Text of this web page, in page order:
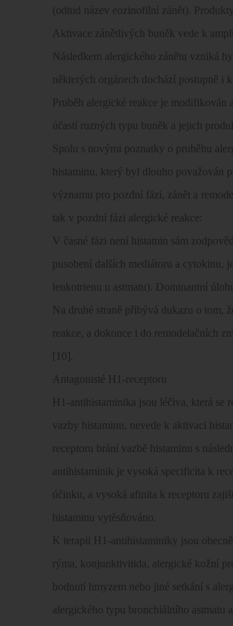
(odtud název eozinofilní zánět).
Aktivace zánětlivých buněk vede k
Následkem alergického zánětu vzniká
některých orgánech dochází postupně i
Pruběh alergické reakce je modifikován
účastí ruzných typu buněk a jejich
Spolu s novými poznatky o pruběhu
histaminu, který byl dlouho považován
významu pro pozdní fázi, zánět a
tak v pozdní fázi alergické reakce:
V časné fázi není histamin sám
pusobení dalších mediátoru a cytokinu,
leukotrienu u astmatu). Dominantní
Na druhé straně přibývá dukazu o tom,
reakce, a dokonce i do remodelačních
[10].
Antagonisté H1-receptoru
H1-antihistaminika jsou léčiva, která se
vazby histaminu, nevede k aktivaci
receptoru brání vazbě histaminu s
antihistaminik je vysoká specificita k
účinku, a vysoká afinita k receptoru
histaminu vytěsňováno.
K terapii H1-antihistaminiky jsou
rýma, konjunktivitida, alergické kožní
bodnutí hmyzem nebo jiné setkání s
alergického typu bronchiálního astmatu